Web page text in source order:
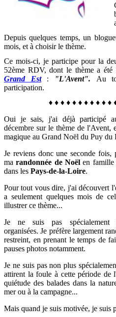
Depuis quelques temps, un
mois, et à choisir le thème.
Ce mois-ci, je participe pour la
52ème RDV, dont le thème a été
Grand Est
: "L'Avent". Au
participation.
♦ ♦ ♦ ♦ ♦ ♦ ♦ ♦ ♦ ♦ ♦
Oui je sais, j'ai déjà participé
décembre sur le thème de l'Avent,
magique au Grand Noël du Puy du
Je reviens donc une seconde
marandonnée de Noël en
dans les Pays-de-la-Loire.
Pour tout vous dire, j'ai découvert
a seulement quelques mois de
illustrer ce thème...
Je ne suis pas spécialement
organisées. Je préfère largement
restreint, en prenant le temps de
pauses photos notamment.
Je ne suis pas non plus
attirent la foule à cette période de
quiétude des balades dans la
mer ou à la campagne...
Mais quand je suis motivée, je suis